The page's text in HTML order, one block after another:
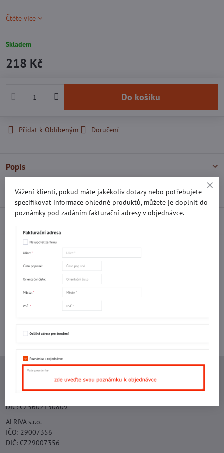
Čtěte více
Skladem
218 Kč
Do košíku
Přidat k Oblíbeným Doručení
Popis
Recenze 0
FacebookTwitterBlueskyPinterestReddit
Potřebujete poradit s objednávkou?
Kontaktujte nás:
Ing. Vojtěch Lečbych - IVL
DIČ: CZ5602130809
ALRIVA s.r.o.
IČO: 29007356
DIČ: CZ29007356
Vážení klienti, pokud máte jakékoliv dotazy nebo potřebujete
specifikovat informace ohledně produktů, můžete je doplnit do
poznámky pod zadáním fakturační adresy v objednávce.